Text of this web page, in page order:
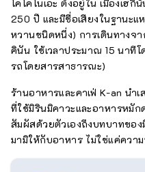
โคโคโนเอะ ตั้งอยู่ใน เมืองเฮ
250 ปี และมีชื่อเสียงในฐานะแ
หวานชนิดหนึ่ง) การเดินทางจา
คินัน ใช้เวลาประมาณ 15 นาที
รถโดยสารสาธารณะ)
ร้านอาหารและคาเฟ่ K-an นำ
ที่ใช้มิรินมิคาวะและอาหารหมั
สัมผัสด้วยตัวเองถึงบทบาทของ
มามิให้กับอาหาร ไม่ใช่แค่ควา